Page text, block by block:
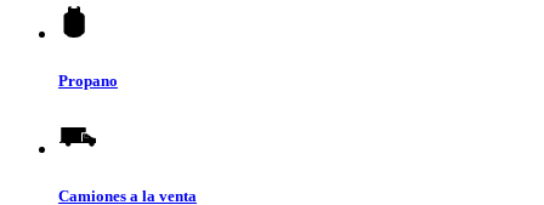
Propano
Camiones a la venta